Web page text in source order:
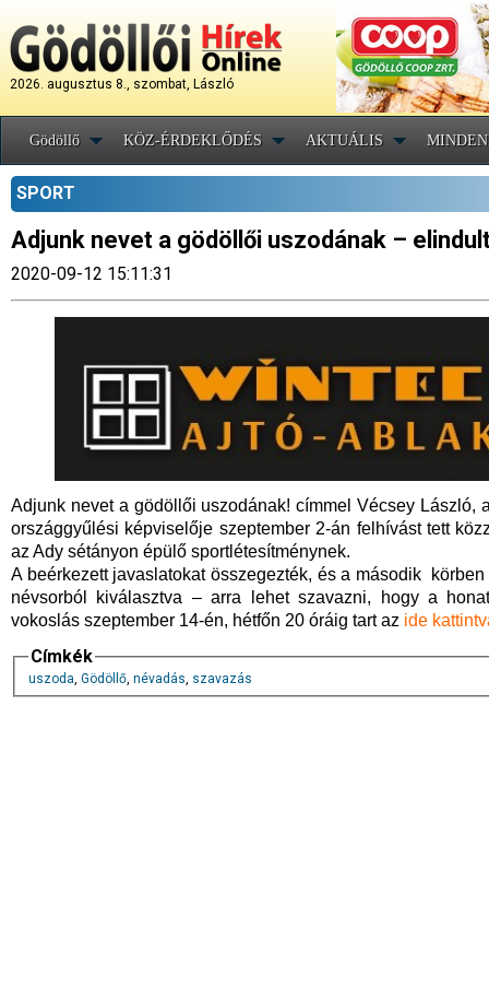
2026. augusztus 8., szombat, László
Gödöllő KÖZ-ÉRDEKLŐDÉS AKTUÁLIS
SPORT
Adjunk nevet a gödöllői uszodának –
2020-09-12 15:11:31
Adjunk nevet a gödöllői uszodának! címmel Vécsey László,
országgyűlési képviselője szeptember 2-án felhívást tett
az Ady sétányon épülő sportlétesítménynek.
A beérkezett javaslatokat összegezték, és a második
névsorból kiválasztva – arra lehet szavazni, hogy a
vokoslás szeptember 14-én, hétfőn 20 óráig tart az ide
Címkék
uszoda, Gödöllő, névadás, szavazás